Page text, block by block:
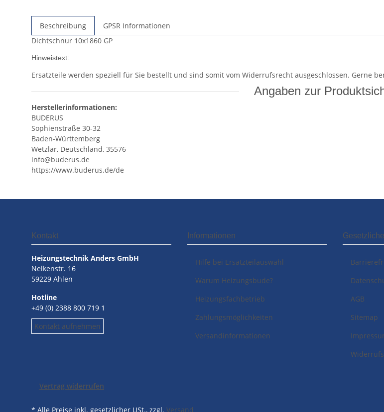
Beschreibung
GPSR Informationen
Dichtschnur 10x1860 GP
Hinweistext:
Ersatzteile werden speziell für Sie bestellt und sind somit vom Widerrufsrecht ausgeschlossen. Gerne
Angaben zur
Herstellerinformationen:
BUDERUS
Sophienstraße 30-32
Baden-Württemberg
Wetzlar, Deutschland, 35576
info@buderus.de
https://www.buderus.de/de
Kontakt
Heizungstechnik Anders GmbH
Nelkenstr. 16
59229 Ahlen
Hotline
+49 (0) 2388 800 719 1
Kontakt aufnehmen
Informationen
Hilfe bei Ersatzteilauswahl
Warum Heizungsbude?
Heizungsfachbetrieb
Zahlungsmöglichkeiten
Versandinformationen
AGB
Sitemap
Vertrag widerrufen
* Alle Preise inkl. gesetzlicher USt., zzgl. Versand